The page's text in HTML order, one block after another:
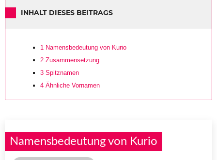
INHALT DIESES BEITRAGS
1 Namensbedeutung von Kurio
2 Zusammensetzung
3 Spitznamen
4 Ähnliche Vornamen
Namensbedeutung von Kurio